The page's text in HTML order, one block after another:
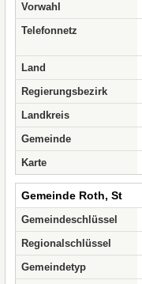
Vorwahl
Telefonnetz
Land
Regierungsbezirk
Landkreis
Gemeinde
Karte
Gemeinde Roth, St
Gemeindeschlüssel
Regionalschlüssel
Gemeindetyp